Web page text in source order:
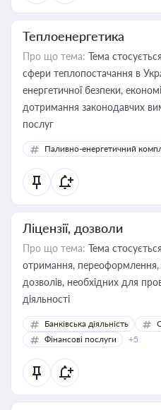
Теплоенергетика
Про що тема: Тема
сфери теплопостачання в
енергетичної безпеки,
дотримання законодавчих
послуг
Паливно-енергетичний
Ліцензії, дозволи
Про що тема: Тема
отримання, переоформлення,
дозволів, необхідних для
діяльності
Банківська діяльність
Фінансові послуги
+5